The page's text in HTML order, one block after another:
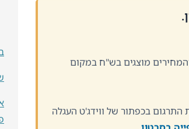
הצ'ק אאוט והמחירים מוצגים בש"ח במקום
את התרגום בכפתור של ווידג'ט העגלה